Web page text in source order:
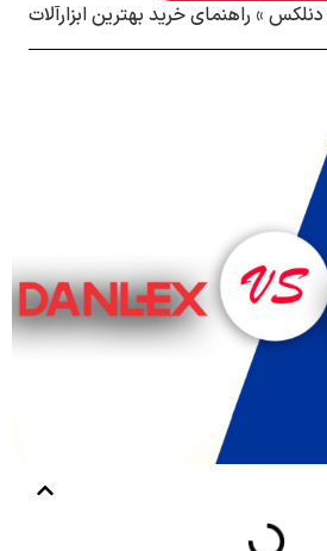
دنلکس» راهنمای خرید بهترین ابزارآلات